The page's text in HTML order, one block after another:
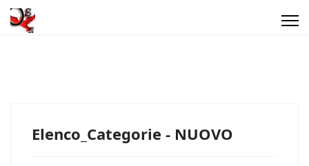
Elenco_Categorie - NUOVO